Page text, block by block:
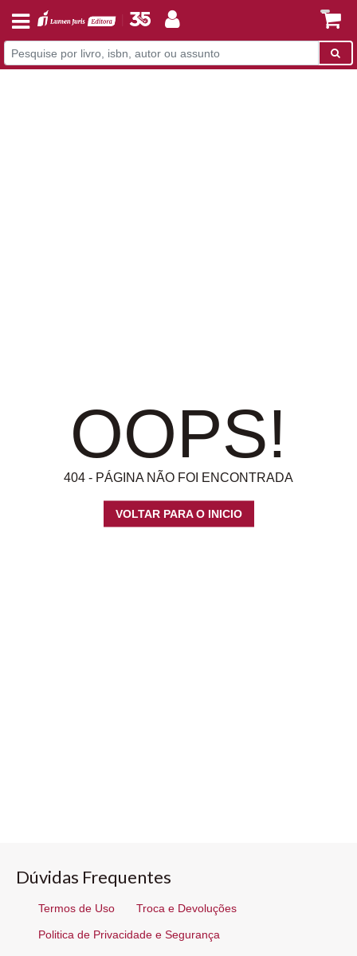
OOPS!
404 - PÁGINA NÃO FOI ENCONTRADA
VOLTAR PARA O INICIO
Dúvidas Frequentes
Termos de Uso Troca e Devoluções
Politica de Privacidade e Segurança